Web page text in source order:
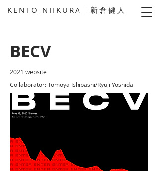
KENTO NIIKURA｜新倉健人
BECV
2021 website
Collaborator: Tomoya Ishibashi/Ryuji Yoshida